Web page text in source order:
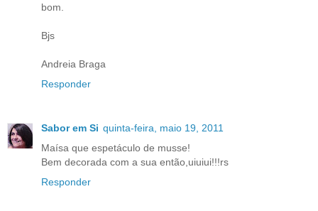
bom.
Bjs
Andreia Braga
Responder
Sabor em Si quinta-feira, maio 19, 2011
Maísa que espetáculo de musse!
Bem decorada com a sua então,uiuiui!!!rs
Responder